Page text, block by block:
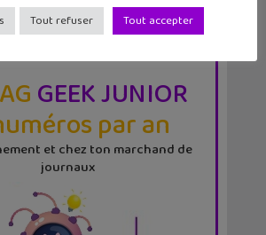
GEEK JUNIOR
par an
et chez ton marchand de
journaux
Tout refuser Tout accepter